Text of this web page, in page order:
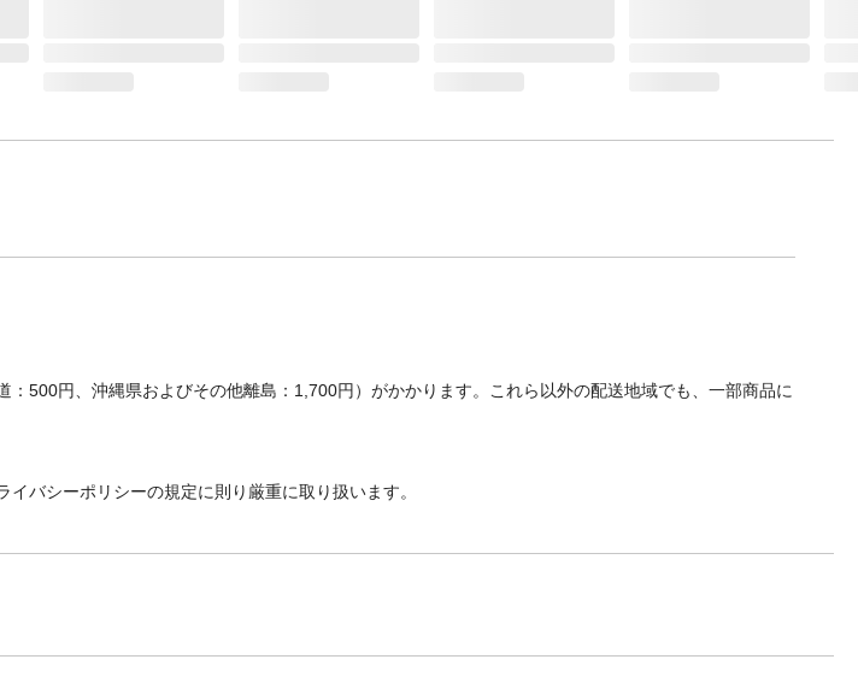
500円、沖縄県およびその他離島：1,700円）がかかります。これら以外の配送地域でも、一部商品に
バシーポリシーの規定に則り厳重に取り扱います。